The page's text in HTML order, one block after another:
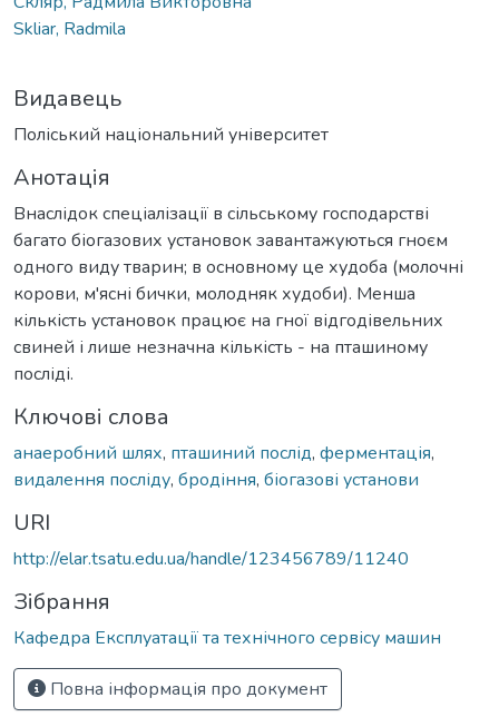
Skliar, Radmila
Видавець
Поліський національний університет
Анотація
Внаслідок спеціалізації в сільському господарстві
багато біогазових установок завантажуються гноєм
одного виду тварин; в основному це худоба (молочні
корови, м'ясні бички, молодняк худоби). Менша
кількість установок працює на гної відгодівельних
свиней і лише незначна кількість - на пташиному
посліді.
Ключові слова
анаеробний шлях, пташиний послід, ферментація,
видалення посліду, бродіння, біогазові установи
URI
http://elar.tsatu.edu.ua/handle/123456789/11240
Зібрання
Кафедра Експлуатації та технічного сервісу машин
Повна інформація про документ